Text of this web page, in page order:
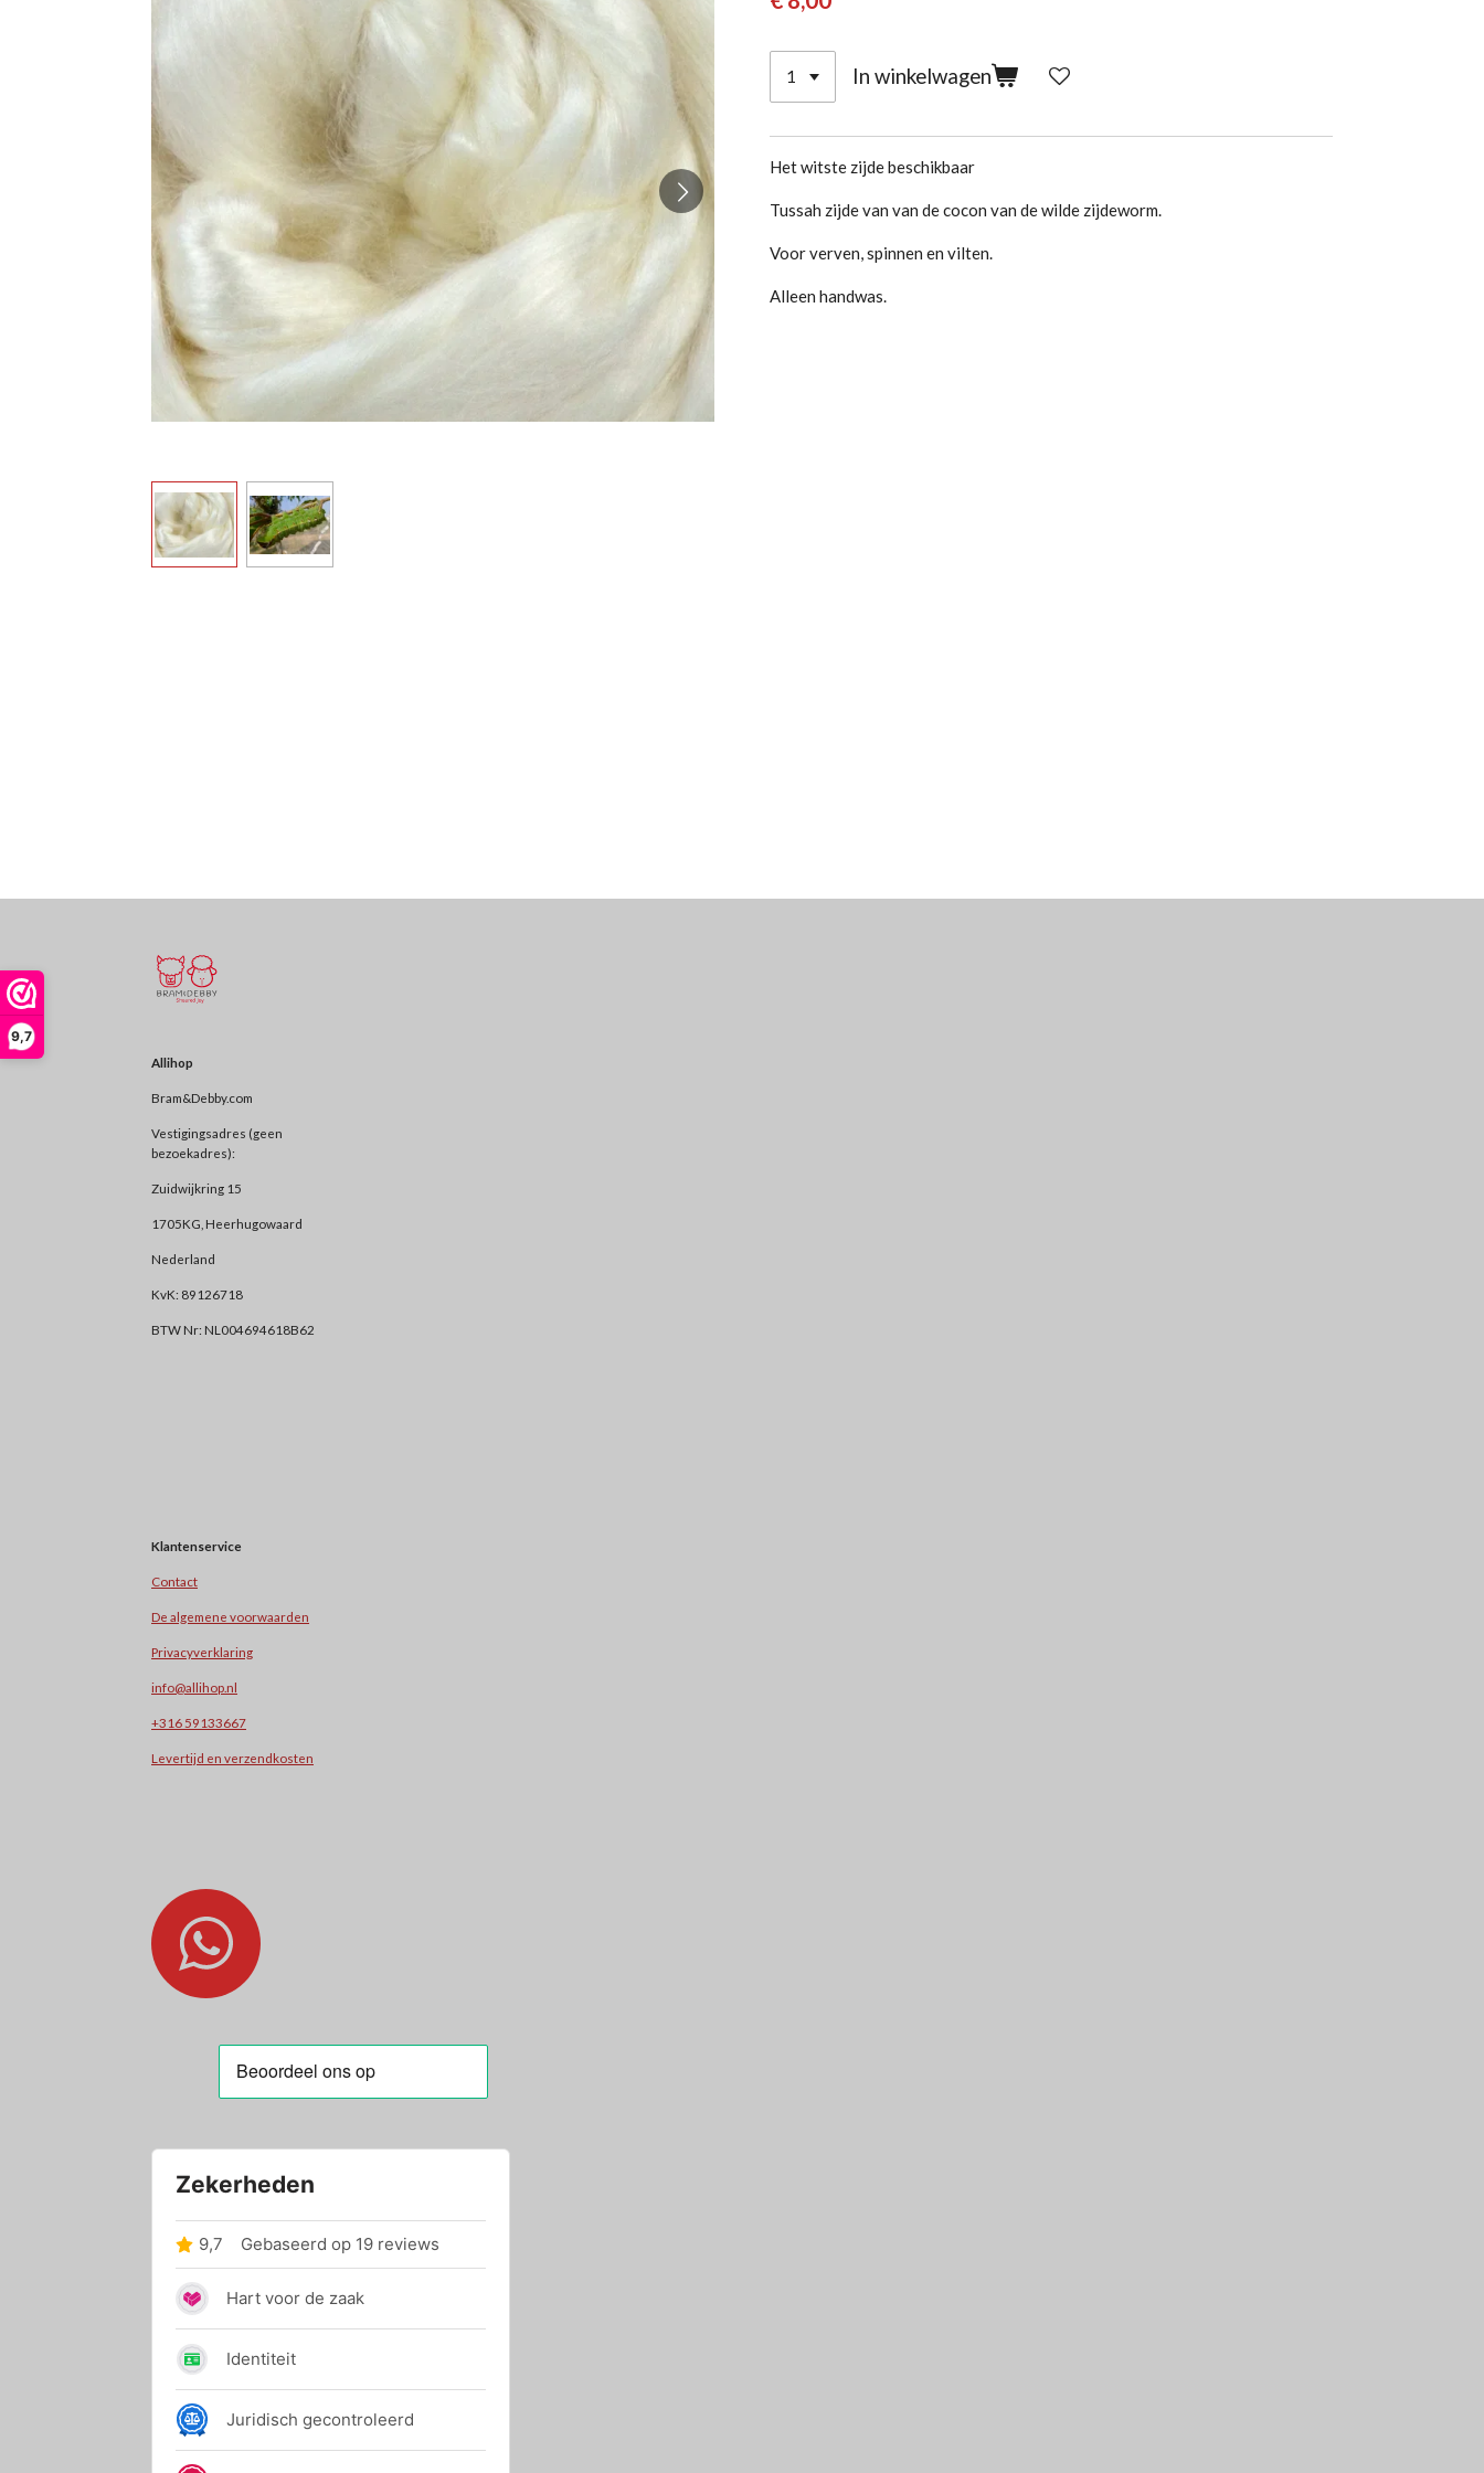
9,7
In winkelwagen
Het witste zijde beschikbaar
Tussah zijde van van de cocon van de wilde zijdeworm.
Voor verven, spinnen en vilten.
Alleen handwas.
Allihop
Bram&Debby.com
Vestigingsadres (geen
bezoekadres):
Zuidwijkring 15
1705KG, Heerhugowaard
Nederland
KvK: 89126718
BTW Nr: NL004694618B62
Klantenservice
Contact
De algemene voorwaarden
Privacyverklaring
info@allihop.nl
+31 6 59133667
Levertijd en verzendkosten